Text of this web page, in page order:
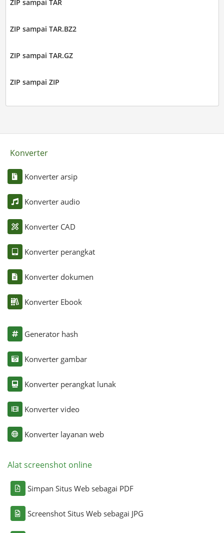
ZIP sampai TAR
ZIP sampai TAR.BZ2
ZIP sampai TAR.GZ
ZIP sampai ZIP
Konverter
Konverter arsip
Konverter audio
Konverter CAD
Konverter perangkat
Konverter dokumen
Konverter Ebook
Generator hash
Konverter gambar
Konverter perangkat lunak
Konverter video
Konverter layanan web
Alat screenshot online
Simpan Situs Web sebagai PDF
Screenshot Situs Web sebagai JPG